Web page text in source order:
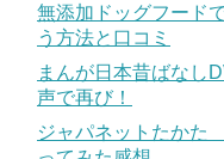
無添加ドッグフード
う方法と口コミ
まんが日本昔ばなし
声で再び！
ジャパネットたかた